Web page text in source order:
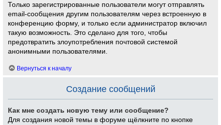
Только зарегистрированные пользователи могут отправлять
email-сообщения другим пользователям через встроенную в
конференцию форму, и только если администратор включил
такую возможность. Это сделано для того, чтобы
предотвратить злоупотребления почтовой системой
анонимными пользователями.
Вернуться к началу
Создание сообщений
Как мне создать новую тему или сообщение?
Для создания новой темы в форуме щёлкните по кнопке